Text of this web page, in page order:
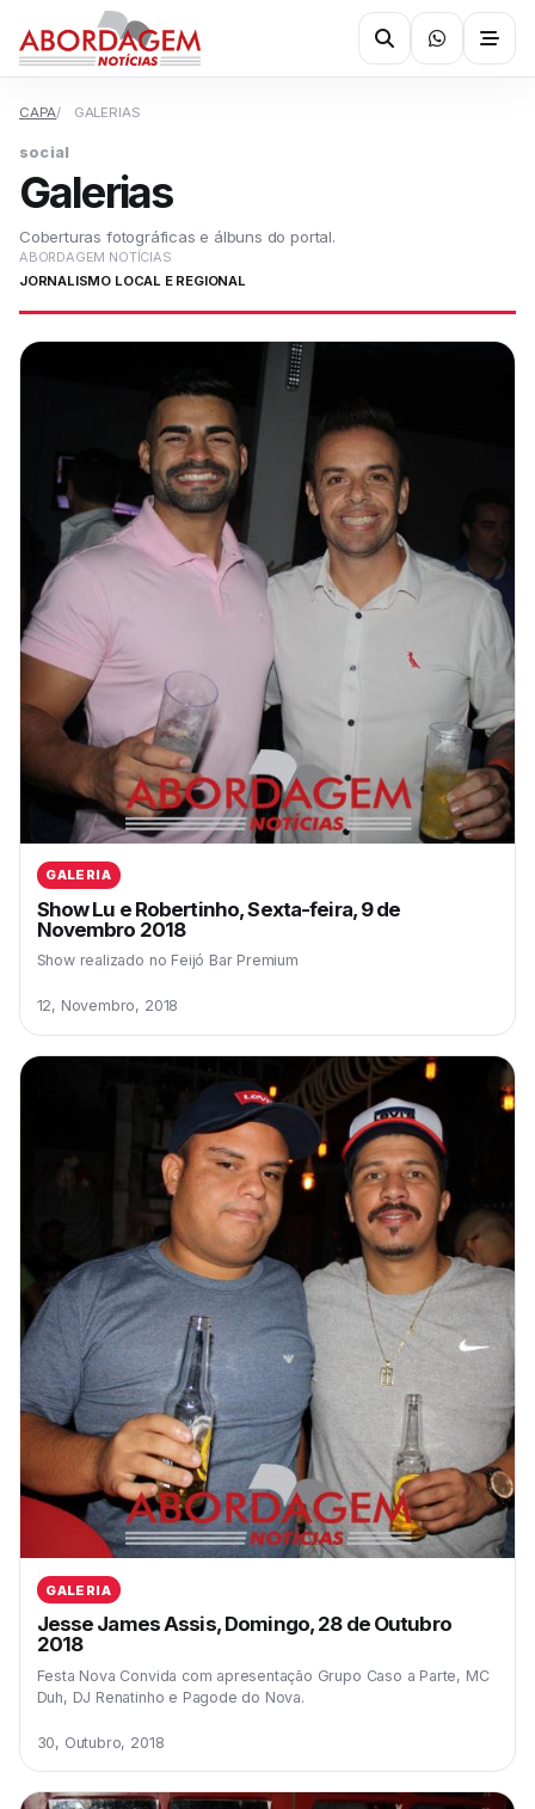
CAPA GALERIAS
social
Galerias
Coberturas fotográficas e álbuns do portal.
ABORDAGEM NOTÍCIAS
JORNALISMO LOCAL E REGIONAL
GALERIA
Show Lu e Robertinho, Sexta-feira, 9 de
Novembro 2018
Show realizado no Feijó Bar Premium
12, Novembro, 2018
GALERIA
Jesse James Assis, Domingo, 28 de Outubro
2018
Festa Nova Convida com apresentação Grupo Caso a Parte, MC
Duh, DJ Renatinho e Pagode do Nova.
30, Outubro, 2018